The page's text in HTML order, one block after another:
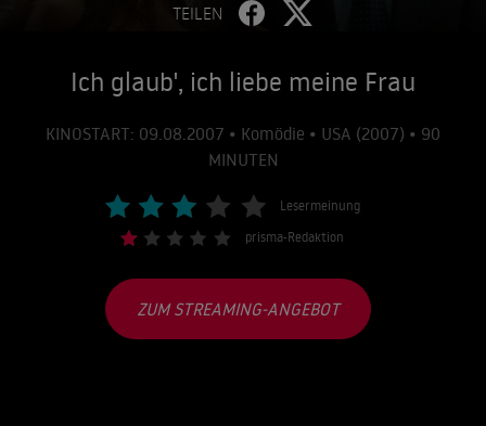
TEILEN
Ich glaub', ich liebe meine Frau
KINOSTART: 09.08.2007 • Komödie • USA (2007) • 90
MINUTEN
Lesermeinung
prisma-Redaktion
ZUM STREAMING-ANGEBOT